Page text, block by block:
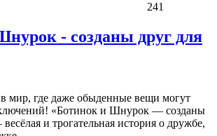
241
- созданы друг для
мир, где даже обыденные вещи могут
«Ботинок и Шнурок — созданы
и трогательная история о дружбе,